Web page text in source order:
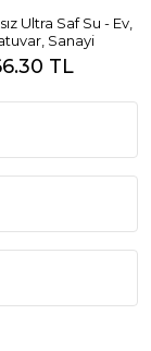
Ultra Saf Su - Ev,
Sanayi
TL